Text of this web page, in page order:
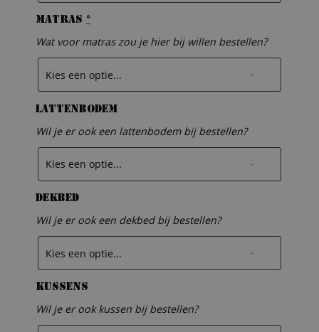
Matras *
Wat voor matras zou je hier bij willen bestellen?
Lattenbodem
Wil je er ook een lattenbodem bij bestellen?
Dekbed
Wil je er ook een dekbed bij bestellen?
Kussens
Wil je er ook kussen bij bestellen?